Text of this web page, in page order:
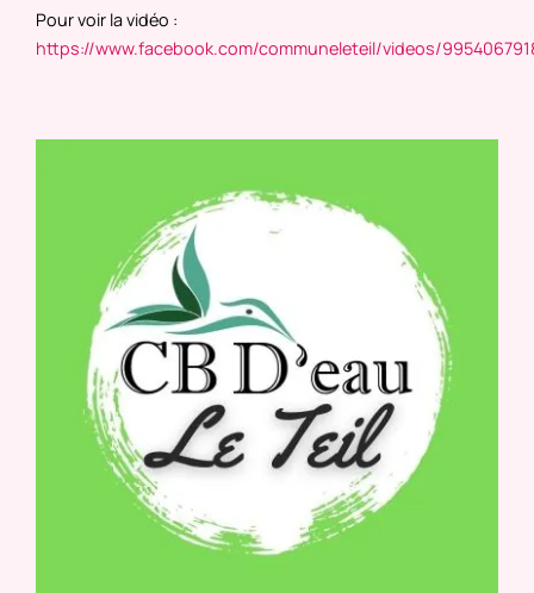
Pour voir la vidéo :
https://www.facebook.com/communeleteil/videos/